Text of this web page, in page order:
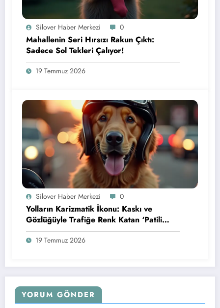
Silover Haber Merkezi 0
Mahallenin Seri Hırsızı Rakun Çıktı:
Sadece Sol Tekleri Çalıyor!
19 Temmuz 2026
Silover Haber Merkezi 0
Yolların Karizmatik İkonu: Kaskı ve
Gözlüğüyle Trafiğe Renk Katan ‘Patili
Motorcu’ Fenomen Oldu
19 Temmuz 2026
YORUM GÖNDER